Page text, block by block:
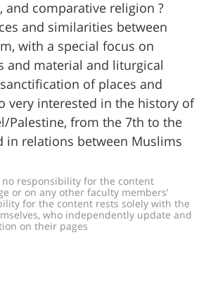
and comparative religion ?
and similarities between
with a special focus on
and material and liturgical
of places and
very interested in the history of
Palestine, from the 7th to the
in relations between Muslims
no responsibility for the content
or on any other faculty members’
for the content rests solely with the
who independently update and
on their pages